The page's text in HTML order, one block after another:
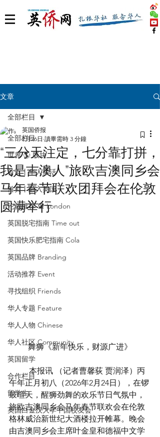
文章
全部栏目
世界 🌎 版块
首页丨华人生活
首页丨融入英国
伦敦推荐 🎡 London
英国脱宅指南 Time out
英国快乐肥宅指南 Cola
英国品牌 Branding
活动推荐 Event
寻找组织 Friends
华人专题 Feature
华人人物 Chinese
华人社区 Community
英国留学
合作栏目
留学生
英国白金汉大学中国校友会
全部栏目
“三分天注定，七分靠打拼，
我是吉澳人”旅欧吉澳同乡会
马年春节联欢团拜会在伦敦
圆满举行
英国侨报
2月26日 讀畢需時 3 分鐘
舞狮《新年快乐，财源广进》
	本报讯 （记者曹馨荻 贾润泽）丙
午年正月初八（2026年2月24日），在锣
鼓喧天，醒狮劲舞的欢乐节日气氛中，
旅欧吉澳同乡会马年春节联欢会在伦敦
格林威治新世纪大酒楼拉开帷幕。晚会
由吉澳同乡会主席叶金皇和德福中文学